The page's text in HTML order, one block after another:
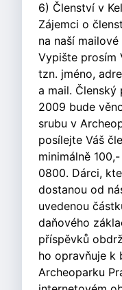
6) Členství v
Zájemci o
na naší mailové
Vypište prosím
tzn. jméno,
a mail.
2009 bude
srubu v
posílejte Váš
minimálně
0800. Dárci,
dostanou od
uvedenou
daňového
příspěvků
ho opravňuje k
Archeoparku